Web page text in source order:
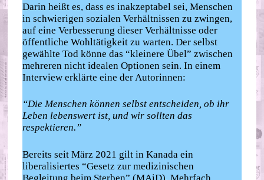
Darin heißt es, dass es inakzeptabel sei, Menschen
in schwierigen sozialen Verhältnissen zu zwingen,
auf eine Verbesserung dieser Verhältnisse oder
öffentliche Wohltätigkeit zu warten. Der selbst
gewählte Tod könne das “kleinere Übel” zwischen
mehreren nicht idealen Optionen sein. In einem
Interview erklärte eine der Autorinnen:
“Die Menschen können selbst entscheiden, ob ihr
Leben lebenswert ist, und wir sollten das
respektieren.”
Bereits seit März 2021 gilt in Kanada ein
liberalisiertes “Gesetz zur medizinischen